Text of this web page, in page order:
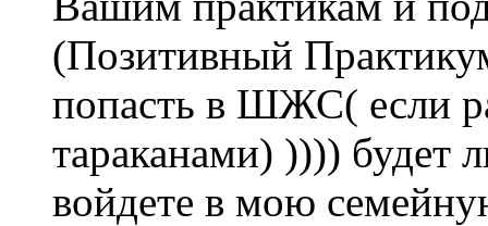
(Позитивный
попасть в ШЖС( если
тараканами) )))) будет
войдете в мою